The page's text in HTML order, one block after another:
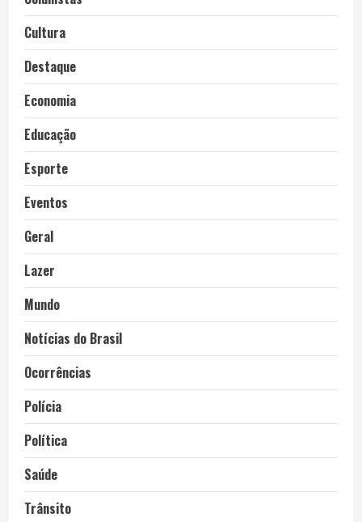
Cultura
Destaque
Economia
Educação
Esporte
Eventos
Geral
Lazer
Mundo
Notícias do Brasil
Ocorrências
Polícia
Política
Saúde
Trânsito